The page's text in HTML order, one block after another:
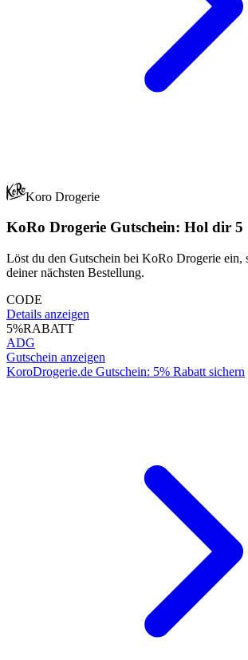
Koro Drogerie
KoRo Drogerie Gutschein: Hol dir
Löst du den Gutschein bei KoRo Drogerie ein,
deiner nächsten Bestellung.
CODE
Details anzeigen
5%RABATT
ADG
Gutschein anzeigen
KoroDrogerie.de Gutschein: 5% Rabatt sichern